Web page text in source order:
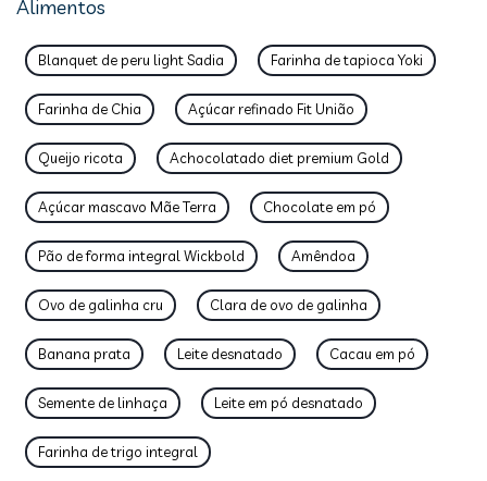
Alimentos
Blanquet de peru light Sadia Farinha de tapioca Yoki
Farinha de Chia Açúcar refinado Fit União
Queijo ricota Achocolatado diet premium Gold
Açúcar mascavo Mãe Terra Chocolate em pó
Pão de forma integral Wickbold Amêndoa
Ovo de galinha cru Clara de ovo de galinha
Banana prata Leite desnatado Cacau em pó
Semente de linhaça Leite em pó desnatado
Farinha de trigo integral